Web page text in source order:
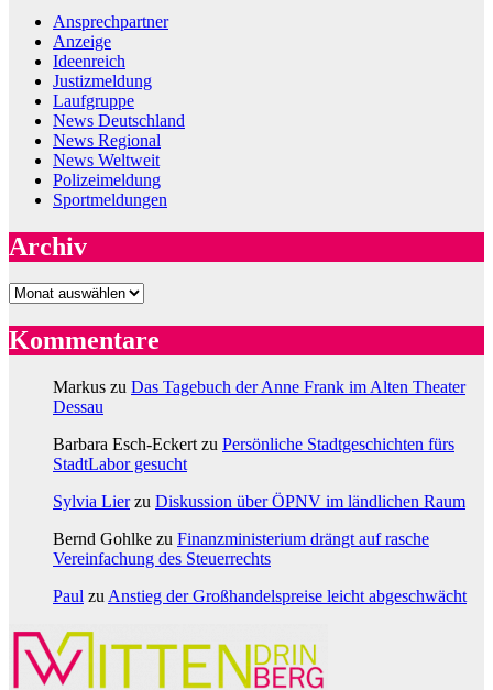
Ansprechpartner
Anzeige
Ideenreich
Justizmeldung
Laufgruppe
News Deutschland
News Regional
News Weltweit
Polizeimeldung
Sportmeldungen
Archiv
Archiv
Kommentare
Markus zu Das Tagebuch der Anne Frank im Alten Theater
Dessau
Barbara Esch-Eckert zu Persönliche Stadtgeschichten fürs
StadtLabor gesucht
Sylvia Lierzu Diskussion über ÖPNV im ländlichen Raum
Bernd Gohlke zu Finanzministerium drängt auf rasche
Vereinfachung des Steuerrechts
Paul zu Anstieg der Großhandelspreise leicht abgeschwächt